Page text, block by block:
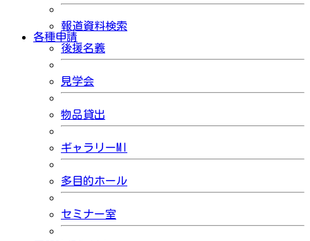
報道資料検索
各種申請
後援名義
見学会
物品貸出
ギャラリーMI
多目的ホール
セミナー室